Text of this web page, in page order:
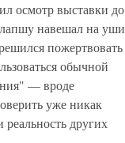
осмотр выставки до
навешал на уши
пожертвовать
обычной
— вроде
уже никак
других